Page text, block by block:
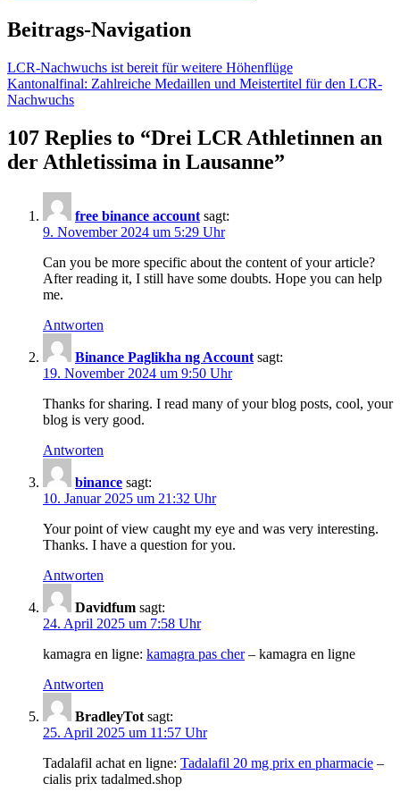
Beitrags-Navigation
LCR-Nachwuchs ist bereit für weitere Höhenflüge
Kantonalfinal: Zahlreiche Medaillen und Meistertitel für den LCR-
Nachwuchs
107 Replies to “Drei LCR Athletinnen an
der Athletissima in Lausanne”
free binance account sagt:
9. November 2024 um 5:29 Uhr
Can you be more specific about the content of your article?
After reading it, I still have some doubts. Hope you can help
me.
Antworten
Binance Paglikha ng Account sagt:
19. November 2024 um 9:50 Uhr
Thanks for sharing. I read many of your blog posts, cool, your
blog is very good.
Antworten
binance sagt:
10. Januar 2025 um 21:32 Uhr
Your point of view caught my eye and was very interesting.
Thanks. I have a question for you.
Antworten
Davidfum sagt:
24. April 2025 um 7:58 Uhr
kamagra en ligne: kamagra pas cher– kamagra en ligne
Antworten
BradleyTot sagt:
25. April 2025 um 11:57 Uhr
Tadalafil achat en ligne: Tadalafil 20 mg prix en pharmacie –
cialis prix tadalmed.shop